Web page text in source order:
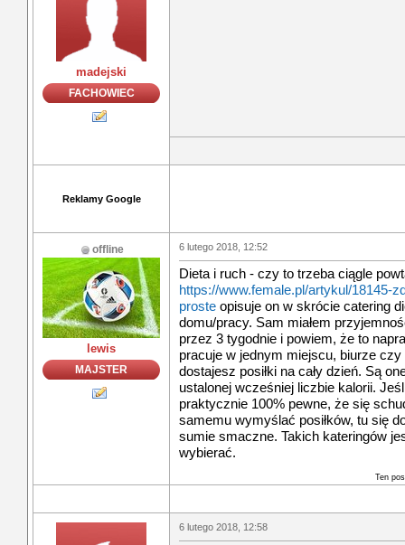
madejski
FACHOWIEC
Reklamy Google
offline
lewis
MAJSTER
6 lutego 2018, 12:52
Dieta i ruch - czy to trzeba ciągle
https://www.female.pl/artykul/18145-
proste opisuje on w skrócie catering
domu/pracy. Sam miałem
przez 3 tygodnie i powiem, że to
pracuje w jednym miejscu, biurze
dostajesz posiłki na cały dzień. Są
ustalonej wcześniej liczbie kalorii.
praktycznie 100% pewne, że się
samemu wymyślać posiłków, tu się
sumie smaczne. Takich kateringów
wybierać.
Ten
6 lutego 2018, 12:58